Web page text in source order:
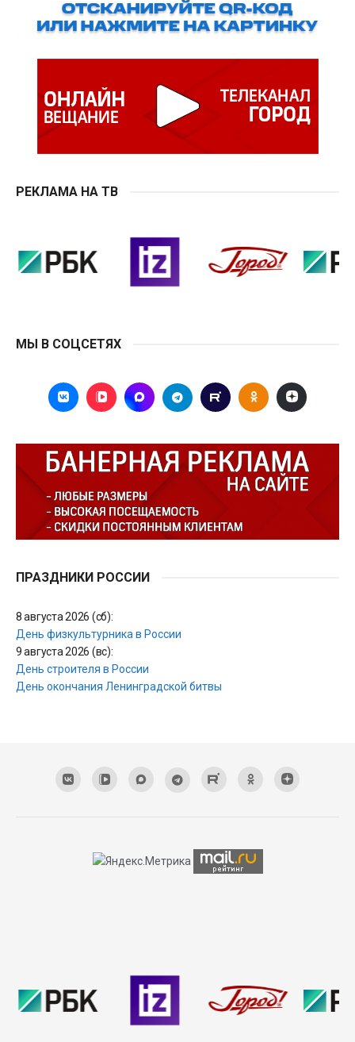
РЕКЛАМА НА ТВ
МЫ В СОЦСЕТЯХ
ПРАЗДНИКИ РОССИИ
8 августа 2026 (сб):
День физкультурника в России
9 августа 2026 (вс):
День строителя в России
День окончания Ленинградской битвы